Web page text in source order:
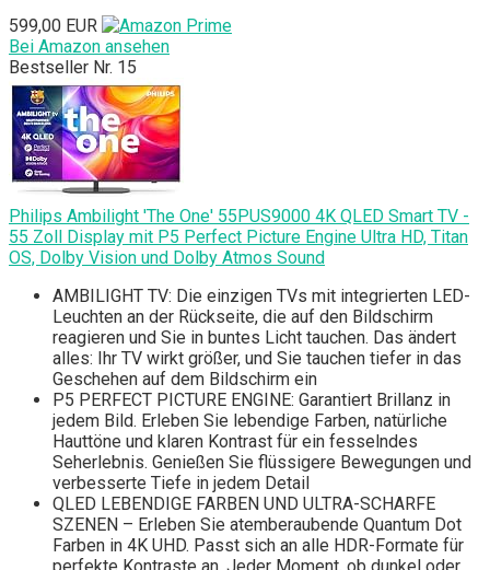
599,00 EUR
Bei Amazon ansehen
Bestseller Nr. 15
Philips Ambilight 'The One' 55PUS9000 4K QLED Smart TV -
55 Zoll Display mit P5 Perfect Picture Engine Ultra HD, Titan
OS, Dolby Vision und Dolby Atmos Sound
AMBILIGHT TV: Die einzigen TVs mit integrierten LED-
Leuchten an der Rückseite, die auf den Bildschirm
reagieren und Sie in buntes Licht tauchen. Das ändert
alles: Ihr TV wirkt größer, und Sie tauchen tiefer in das
Geschehen auf dem Bildschirm ein
P5 PERFECT PICTURE ENGINE: Garantiert Brillanz in
jedem Bild. Erleben Sie lebendige Farben, natürliche
Hauttöne und klaren Kontrast für ein fesselndes
Seherlebnis. Genießen Sie flüssigere Bewegungen und
verbesserte Tiefe in jedem Detail
QLED LEBENDIGE FARBEN UND ULTRA-SCHARFE
SZENEN – Erleben Sie atemberaubende Quantum Dot
Farben in 4K UHD. Passt sich an alle HDR-Formate für